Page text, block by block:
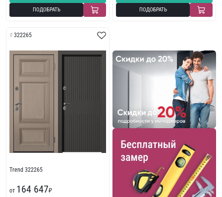
ПОДОБРАТЬ ПОДОБРАТЬ
322265
Trend 322265
от 164 647₽